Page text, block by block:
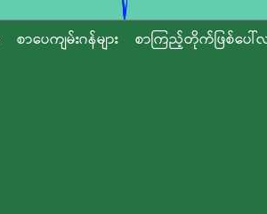
စာပေကျမ်းဂန်များ
စာကြည့်တိုက်ဖြစ်ပေါ်